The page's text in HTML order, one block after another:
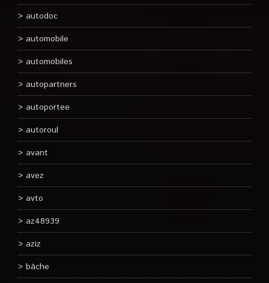
autodoc
automobile
automobiles
autopartners
autoportee
autoroul
avant
avez
avto
az48939
aziz
bâche